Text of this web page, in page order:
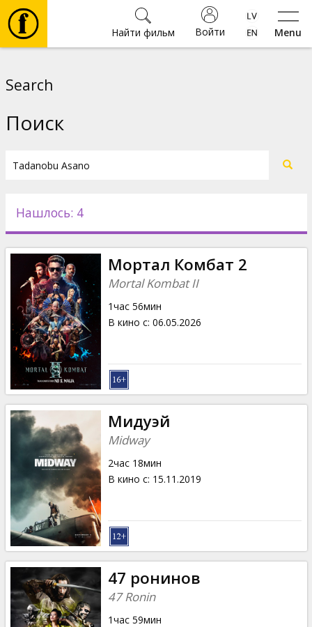
Menu
Войти
Найти фильм
Новости
Подарки
Кинозакуски
B2B
Клуб
Search
Поиск
Нашлось: 4
Мортал Комбат 2
Mortal Kombat II
1час 56мин
В кино с: 06.05.2026
Мидуэй
Midway
2час 18мин
В кино с: 15.11.2019
47 ронинов
47 Ronin
1час 59мин